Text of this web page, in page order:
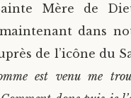
Mère de
dans
de l’icône du
est venu me